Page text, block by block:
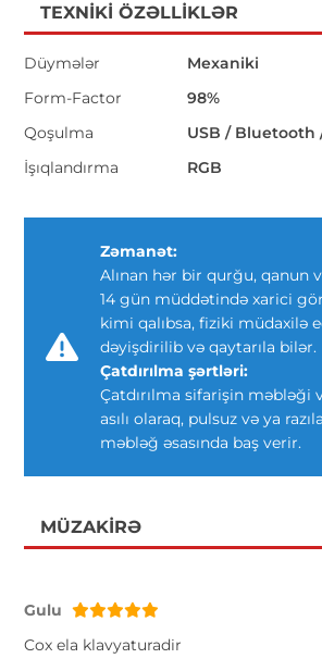
TEXNIKI ÖZƏLLIKLƏR
Düymələr
Mexaniki
Form-Factor
98%
Qoşulma
USB / Bluetooth
İşıqlandırma
RGB
Zəmanət:
Alınan hər bir qurğu, qanun
14 gün müddətində xarici
kimi qalıbsa, fiziki müdaxilə
dəyişdirilib və qaytarıla bilər.
Çatdırılma şərtləri:
Çatdırılma sifarişin məbləği
asılı olaraq, pulsuz və ya
məbləğ əsasında baş verir.
MÜZAKIRƏ
Gulu
Cox ela klavyaturadir